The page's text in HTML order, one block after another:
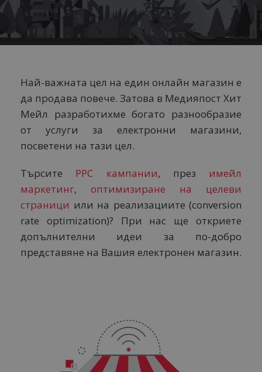
Най-важната цел на един онлайн магазин е
да продава повече. Затова в Медияпост Хит
Мейл разработихме богато разнообразие
от услуги за електронни магазини,
посветени на тази цел.
Търсите PPC кампании, през имейл
маркетинг, оптимизиране на целеви
страници или на реализациите (conversion
rate optimization)? При нас ще откриете
допълнителни идеи за по-добро
представяне на Вашия електронен магазин.